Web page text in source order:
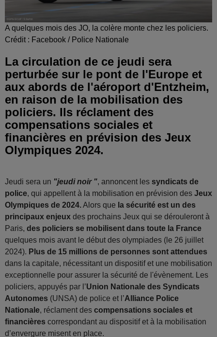
A quelques mois des JO, la colère monte chez les policiers.
Crédit : Facebook / Police Nationale
La circulation de ce jeudi sera
perturbée sur le pont de l'Europe et
aux abords de l'aéroport d'Entzheim,
en raison de la mobilisation des
policiers. Ils réclament des
compensations sociales et
financières en prévision des Jeux
Olympiques 2024.
Jeudi sera un "jeudi noir ", annoncent les syndicats de
police, qui appellent à la mobilisation en prévision des Jeux
Olympiques de 2024.Alors que la sécurité est un des
principaux enjeux des prochains Jeux qui se dérouleront à
Paris, des policiers se mobilisent dans toute la France
quelques mois avant le début des olympiades (le 26 juillet
2024). Plus de 15 millions de personnes sont attendues
dans la capitale, nécessitant un dispositif et une mobilisation
exceptionnelle pour assurer la sécurité de l'évènement. Les
policiers, appuyés par l’Union Nationale des Syndicats
Autonomes (UNSA) de police et l’Alliance Police
Nationale, réclament des compensations sociales et
financières correspondant au dispositif et à la mobilisation
d’envergure misent en place.